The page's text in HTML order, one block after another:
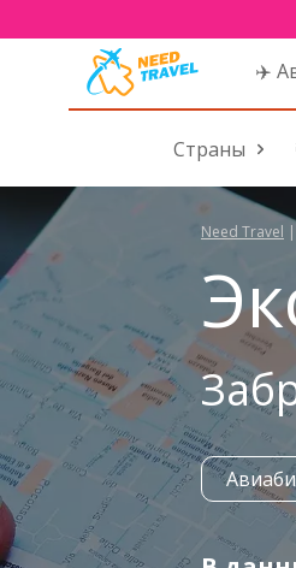
✈️
Страны
Need Travel |